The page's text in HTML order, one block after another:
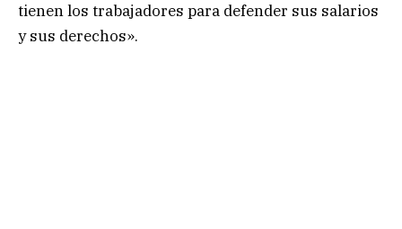
tienen los trabajadores para defender sus salarios
y sus derechos».